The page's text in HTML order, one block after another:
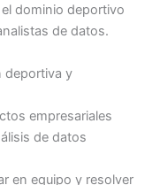
dominio deportivo
de datos.
deportiva y
empresariales
de datos
en equipo y resolver